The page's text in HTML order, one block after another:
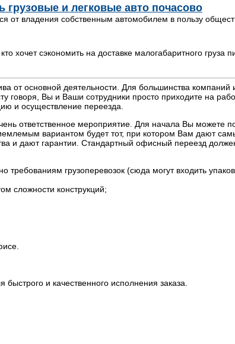
грузовые и легковые авто почасово
от владения собственным автомобилем в пользу
хочет сэкономить на доставке малогабаритного груза
от основной деятельности. Для большинства компаний
Вы и Ваши сотрудники просто приходите на
и осуществление переезда.
ответственное мероприятие. Для начала Вы можете
вариантом будет тот, при котором Вам дают
и дают гарантии. Стандартный офисный переезд
требованиям грузоперевозок (сюда могут входить
сложности конструкций;
и качественного исполнения заказа.